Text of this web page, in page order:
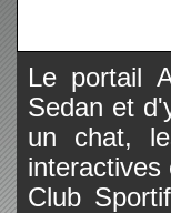
Le portail
Sedan et
un chat,
interactives
Club